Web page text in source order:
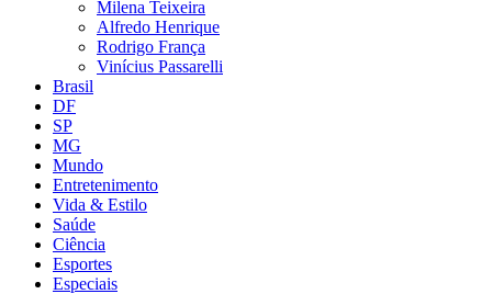
Milena Teixeira
Alfredo Henrique
Rodrigo França
Vinícius Passarelli
Brasil
DF
SP
MG
Mundo
Entretenimento
Vida & Estilo
Saúde
Ciência
Esportes
Especiais